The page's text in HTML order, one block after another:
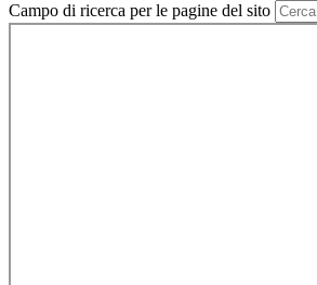
Campo di ricerca per le pagine del sito